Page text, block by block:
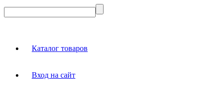
Каталог товаров
Вход на сайт